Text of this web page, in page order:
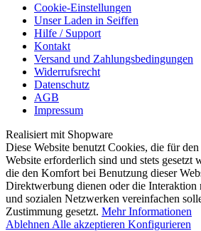
Cookie-Einstellungen
Unser Laden in Seiffen
Hilfe / Support
Kontakt
Versand und Zahlungsbedingungen
Widerrufsrecht
Datenschutz
AGB
Impressum
Realisiert mit Shopware
Diese Website benutzt Cookies, die für
Website erforderlich sind und stets gesetzt
die den Komfort bei Benutzung dieser
Direktwerbung dienen oder die Interaktion
und sozialen Netzwerken vereinfachen
Zustimmung gesetzt. Mehr Informationen
Ablehnen Alle akzeptieren Konfigurieren